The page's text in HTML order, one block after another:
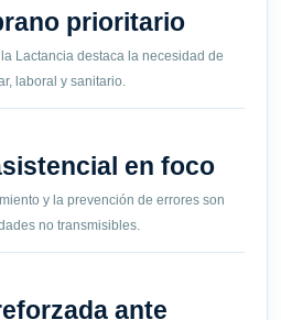
prioritario
Lactancia destaca la necesidad de
laboral y sanitario.
en foco
y la prevención de errores son
no transmisibles.
ante